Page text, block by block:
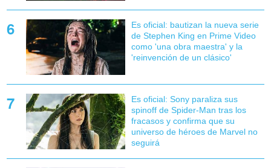
Es oficial: bautizan la nueva serie
de Stephen King en Prime Video
como 'una obra maestra' y la
'reinvención de un clásico'
Es oficial: Sony paraliza sus
spinoff de Spider-Man tras los
fracasos y confirma que su
universo de héroes de Marvel no
seguirá